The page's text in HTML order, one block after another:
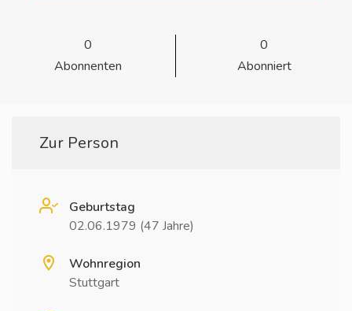
0
Abonnenten
0
Abonniert
Zur Person
Geburtstag
02.06.1979 (47 Jahre)
Wohnregion
Stuttgart